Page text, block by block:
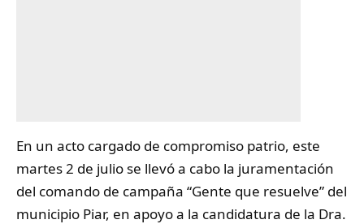
En un acto cargado de compromiso patrio, este
martes 2 de julio se llevó a cabo la juramentación
del comando de campaña “Gente que resuelve” del
municipio Piar, en apoyo a la candidatura de la Dra.